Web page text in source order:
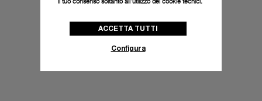
ACCETTA TUTTI
Configura